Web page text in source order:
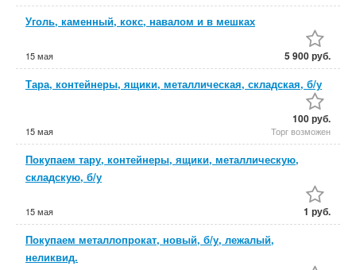
Уголь, каменный, кокс, навалом и в мешках
15 мая 5 900 руб.
Тара, контейнеры, ящики, металлическая, складская, б/у
15 мая
100 руб.
Торг возможен
Покупаем тару, контейнеры, ящики, металлическую,
складскую, б/у
15 мая 1 руб.
Покупаем металлопрокат, новый, б/у, лежалый,
неликвид.